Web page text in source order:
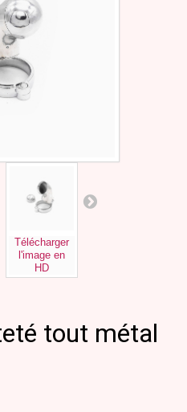
Télécharger
l'image en
HD
tout métal